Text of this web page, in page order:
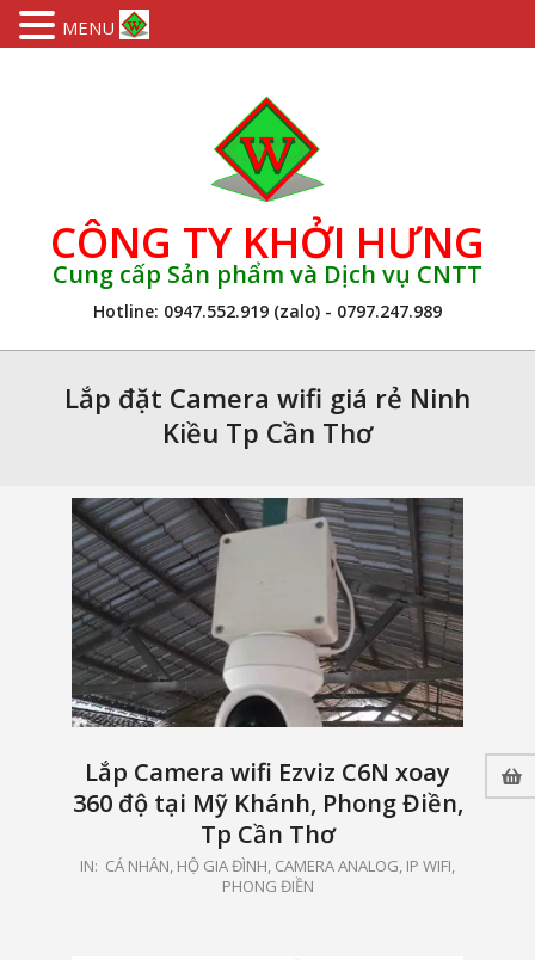
CÔNG TY KHỞI HƯNG
Cung cấp Sản phẩm và Dịch vụ CNTT
Hotline: 0947.552.919 (zalo) - 0797.247.989
NavigationLắp đặt Camera wifi giá rẻ Ninh
Kiều Tp Cần Thơ
Lắp Camera wifi Ezviz C6N xoay
360 độ tại Mỹ Khánh, Phong Điền,
Tp Cần Thơ
2021-
IN: CÁ NHÂN, HỘ GIA ĐÌNH, CAMERA ANALOG, IP WIFI,
PHONG ĐIỀN
MENU